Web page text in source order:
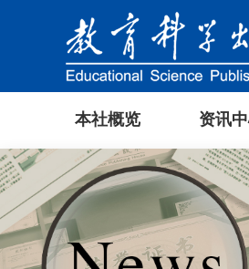
本社概览 资讯